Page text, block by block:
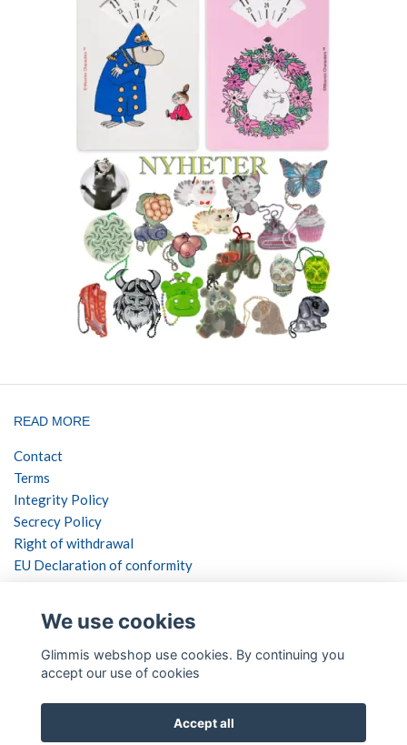
READ MORE
Contact
Terms
Integrity Policy
Secrecy Policy
Right of withdrawal
EU Declaration of conformity
SOCIAL NETWORKS
PAYMENT METHODS
We use cookies
Glimmis webshop use cookies. By continuing you
accept our use of cookies
Accept all